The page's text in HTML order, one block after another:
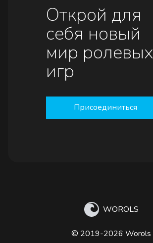
Открой для
себя новый
мир ролевых
игр
Присоединиться
WOROLS
© 2019-2026 Worols